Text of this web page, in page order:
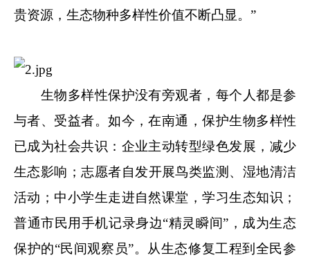
贵资源，生态物种多样性价值不断凸显。 ”
生物多样性保护没有旁观者，每个人都是参
与者、受益者。如今，在南通，保护生物多样性
已成为社会共识：企业主动转型绿色发展，减少
生态影响；志愿者自发开展鸟类监测、湿地清洁
活动；中小学生走进自然课堂，学习生态知识；
普通市民用手机记录身边“精灵瞬间”，成为生态
保护的“民间观察员”。从生态修复工程到全民参